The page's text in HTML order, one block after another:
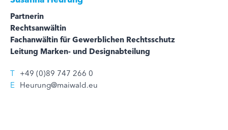
Partnerin
Rechtsanwältin
Fachanwältin für Gewerblichen Rechtsschutz
Leitung Marken- und Designabteilung
T +49 (0)89 747 266 0
E Heurung@maiwald.eu